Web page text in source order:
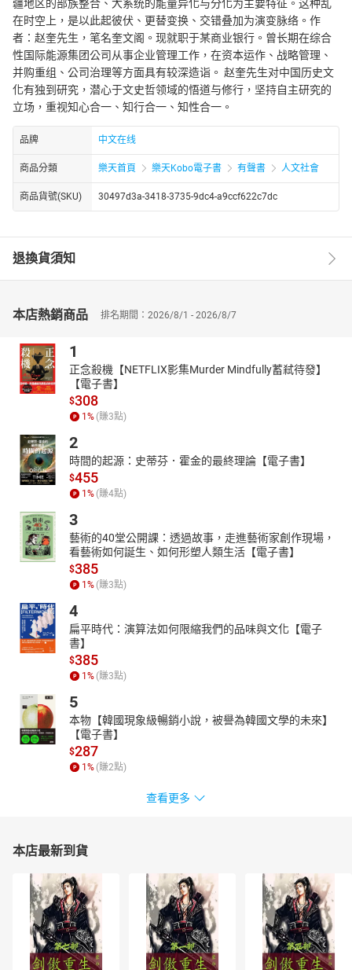
疆地区的部族整合、大系统的能量异化与分化为主要特征。这种乱
在时空上，是以此起彼伏、更替变换、交错叠加为演变脉络。作
者：赵奎先生，笔名奎文阁。现就职于某商业银行。曾长期在综合
性国际能源集团公司从事企业管理工作，在资本运作、战略管理、
并购重组、公司治理等方面具有较深造诣。 赵奎先生对中国历史文
化有独到研究，潜心于文史哲领域的悟道与修行，坚持自主研究的
立场，重视知心合一、知行合一、知性合一。
品牌 中文在线
商品分類 樂天首頁 樂天Kobo電子書 有聲書 人文社會
商品貨號(SKU) 30497d3a-3418-3735-9dc4-a9ccf622c7dc
退換貨須知
本店熱銷商品 排名期間：2026/8/1 - 2026/8/7
1
正念殺機【NETFLIX影集Murder Mindfully蓄弒待發】
【電子書】
$308
1% (賺3點)
2
時間的起源：史蒂芬．霍金的最終理論【電子書】
$455
1% (賺4點)
3
藝術的40堂公開課：透過故事，走進藝術家創作現場，
看藝術如何誕生、如何形塑人類生活【電子書】
$385
1% (賺3點)
4
扁平時代：演算法如何限縮我們的品味與文化【電子
書】
$385
1% (賺3點)
5
本物【韓國現象級暢銷小說，被譽為韓國文學的未來】
【電子書】
$287
1% (賺2點)
查看更多
本店最新到貨